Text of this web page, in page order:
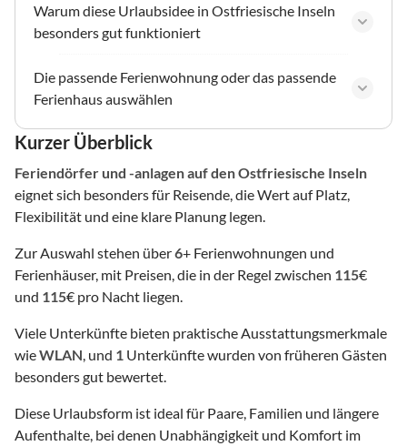
Warum diese Urlaubsidee in Ostfriesische Inseln
besonders gut funktioniert
Die passende Ferienwohnung oder das passende
Ferienhaus auswählen
Kurzer Überblick
Feriendörfer und -anlagenauf den Ostfriesische Inseln
eignet sich besonders für Reisende, die Wert auf Platz,
Flexibilität und eine klare Planung legen.
Zur Auswahl stehen über6+ Ferienwohnungen und
Ferienhäuser, mit Preisen, die in der Regel zwischen 115€
und 115€ pro Nacht liegen.
Viele Unterkünfte bieten praktische Ausstattungsmerkmale
wieWLAN , und 1 Unterkünfte wurden von früheren Gästen
besonders gut bewertet.
Diese Urlaubsform ist ideal für Paare, Familien und längere
Aufenthalte, bei denen Unabhängigkeit und Komfort im